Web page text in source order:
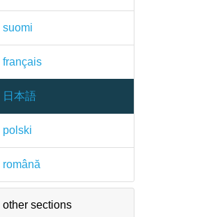
suomi
français
日本語
polski
română
other sections